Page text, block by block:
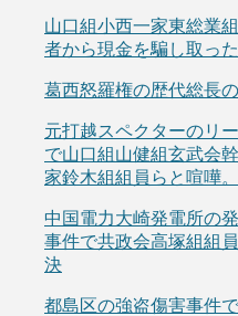
山口組小西一家東総業
者から現金を騙し取っ
葛西怒羅権の歴代総長の
元打越スペクターのリ
で山口組山健組玄武会
家鈴木組組員らと喧嘩。
中国電力大崎発電所の
事件で共政会高塚組組
決
都島区の強盗傷害事件